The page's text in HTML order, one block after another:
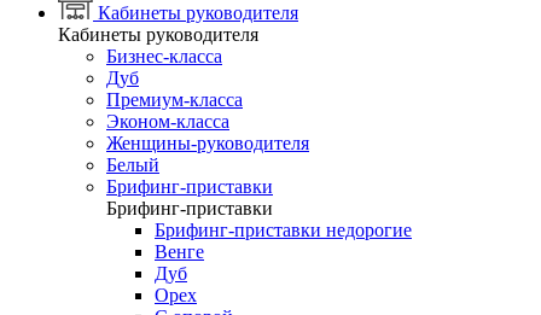
Кабинеты руководителя
Кабинеты руководителя
Бизнес-класса
Дуб
Премиум-класса
Эконом-класса
Женщины-руководителя
Белый
Брифинг-приставки
Брифинг-приставки
Брифинг-приставки недорогие
Венге
Дуб
Орех